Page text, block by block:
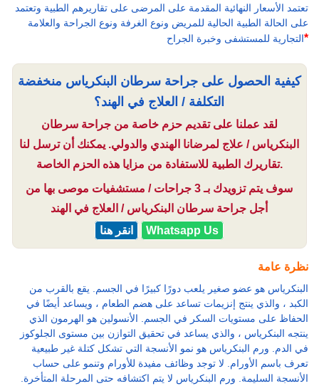
تعتمد الأسعار النهائية المقدمة على المرضى على تقاريرهم الطبية وتعتمد
على الحالة الطبية الحالية للمريض ونوع الغرفة ونوع الجراحة والعلامة
التجارية للمستشفى وخبرة الجراح*
كيفية الحصول على جراحة سرطان البنكرياس منخفضة
التكلفة / العلاج في الهند؟
لقد عملنا على تقديم حزم خاصة من جراحة سرطان
البنكرياس / علاج لمرضانا الهندي والدولي. يمكنك أن ترسل لنا
تقاريرك الطبية للاستفادة من مزايا هذه الحزم الخاصة.
سوف يتم تزويدك بـ 3 جراحات / مستشفيات موصى بها من
أجل جراحة سرطان البنكرياس / العلاج في الهند
انقر هنا
Whatsapp Us
نظرة عامة
البنكرياس هو عضو صغير يلعب دورًا كبيرًا في الجسم. يقع بالقرب من
الكبد ، والذي ينتج إنزيمات تساعد على هضم الطعام ، ويساعد أيضًا في
الحفاظ على مستويات السكر في الجسم. الأنسولين هو الهرمون الذي
ينتجه البنكرياس ، والذي يساعد في تحقيق التوازن بين مستوى الجلوكوز
في الدم. ورم البنكرياس هو نمو الأنسجة التي تشكل كتلة غير طبيعية
تعرف باسم الأورام. لا توجد وظائف مفيدة للأورام وتنمو على حساب
الأنسجة السليمة. ورم البنكرياس لا يتم اكتشافه حتى المرحلة المتأخرة.